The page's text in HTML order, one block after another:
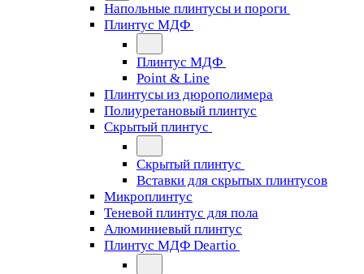
Напольные плинтусы и пороги
Плинтус МДФ
Плинтус МДФ
Point & Line
Плинтусы из дюрополимера
Полиуретановый плинтус
Скрытый плинтус
Скрытый плинтус
Вставки для скрытых плинтусов
Микроплинтус
Теневой плинтус для пола
Алюминиевый плинтус
Плинтус МДФ Deartio